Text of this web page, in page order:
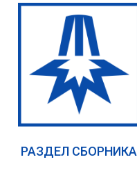
РАЗДЕЛ СБОРНИКА